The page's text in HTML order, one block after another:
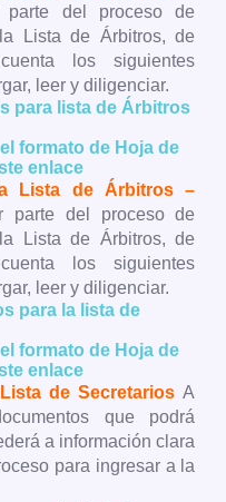
del proceso de
Lista de Árbitros, de
los siguientes
leer y diligenciar.
para lista de Árbitros
formato de Hoja de
enlace
Lista de Árbitros –
parte del proceso de
Lista de Árbitros, de
los siguientes
leer y diligenciar.
para la lista de
formato de Hoja de
enlace
de SecretariosA
que podrá
a información clara
para ingresar a la